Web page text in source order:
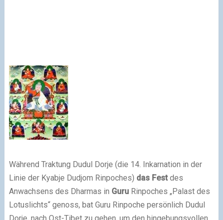
Während Traktung Dudul Dorje (die 14. Inkarnation in der
Linie der Kyabje Dudjom Rinpoches) das Festdes
Anwachsens des Dharmas in GuruRinpoches „Palast des
Lotuslichts“ genoss, bat Guru Rinpoche persönlich Dudul